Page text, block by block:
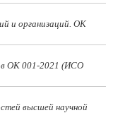
и организаций. ОК
ОК 001-2021 (ИСО
высшей научной